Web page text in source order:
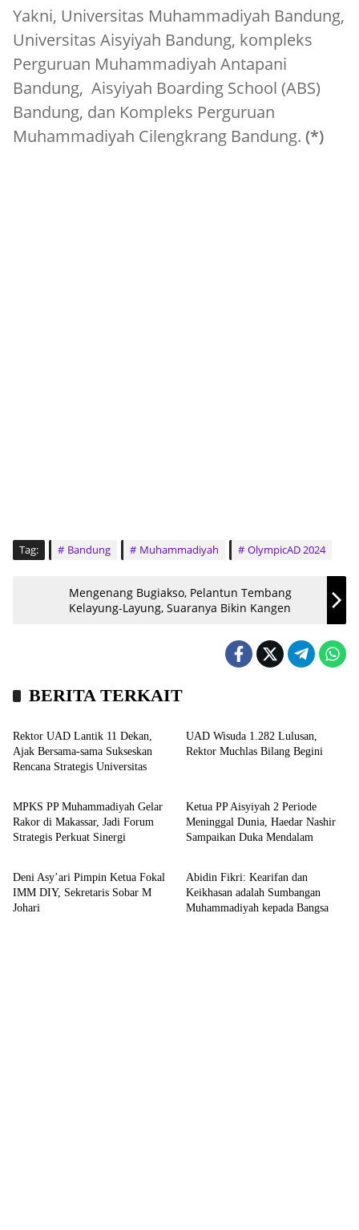
Yakni, Universitas Muhammadiyah Bandung,
Universitas Aisyiyah Bandung, kompleks
Perguruan Muhammadiyah Antapani
Bandung, Aisyiyah Boarding School (ABS)
Bandung, dan Kompleks Perguruan
Muhammadiyah Cilengkrang Bandung. (*)
Tag: Bandung Muhammadiyah OlympicAD 2024
Mengenang Bugiakso, Pelantun Tembang
Kelayung-Layung, Suaranya Bikin Kangen
BERITA TERKAIT
Kampus
Rektor UAD Lantik 11 Dekan,
Ajak Bersama-sama Sukseskan
Rencana Strategis Universitas
UAD Wisuda 1.282 Lulusan,
Rektor Muchlas Bilang Begini
Nasional
MPKS PP Muhammadiyah Gelar
Rakor di Makassar, Jadi Forum
Strategis Perkuat Sinergi
Ketua PP Aisyiyah 2 Periode
Meninggal Dunia, Haedar Nashir
Sampaikan Duka Mendalam
Kronika
Deni Asy’ari Pimpin Ketua Fokal
IMM DIY, Sekretaris Sobar M
Johari
Headline
Abidin Fikri: Kearifan dan
Keikhasan adalah Sumbangan
Muhammadiyah kepada Bangsa